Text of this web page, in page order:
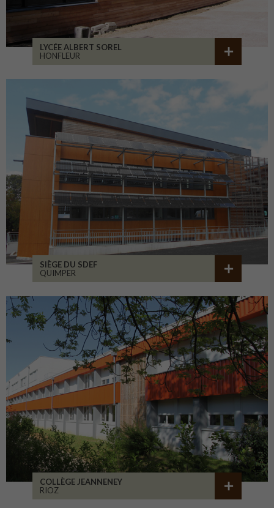
LYCÉE ALBERT SOREL
HONFLEUR
SIÈGE DU SDEF
QUIMPER
COLLÈGE JEANNENEY
RIOZ